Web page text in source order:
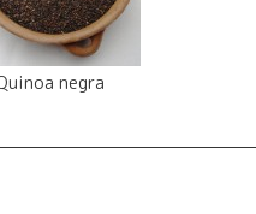
negra